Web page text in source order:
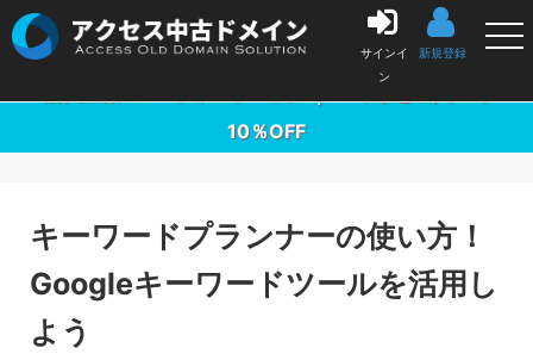
サインイ
ン
新規登録
10％OFF
キーワードプランナーの使い方！
Googleキーワードツールを活用し
よう